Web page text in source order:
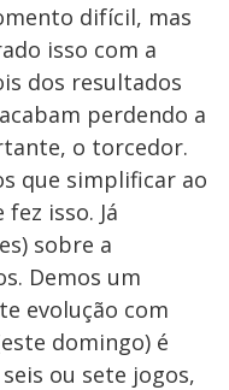
difícil, mas
isso com a
dos resultados
perdendo a
o torcedor.
que simplificar ao
isso. Já
sobre a
Demos um
evolução com
domingo) é
ou sete jogos,